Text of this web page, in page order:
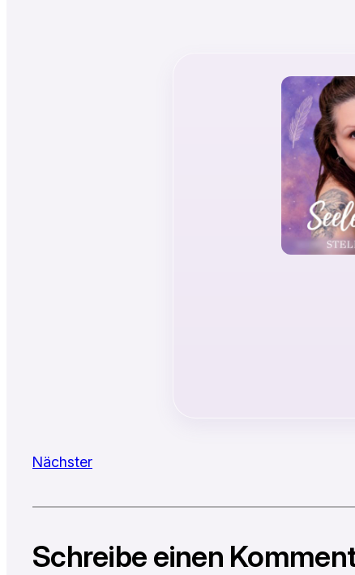
Nächster
Schreibe einen